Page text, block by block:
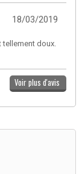
18/03/2019
doux.
Voir plus d'avis